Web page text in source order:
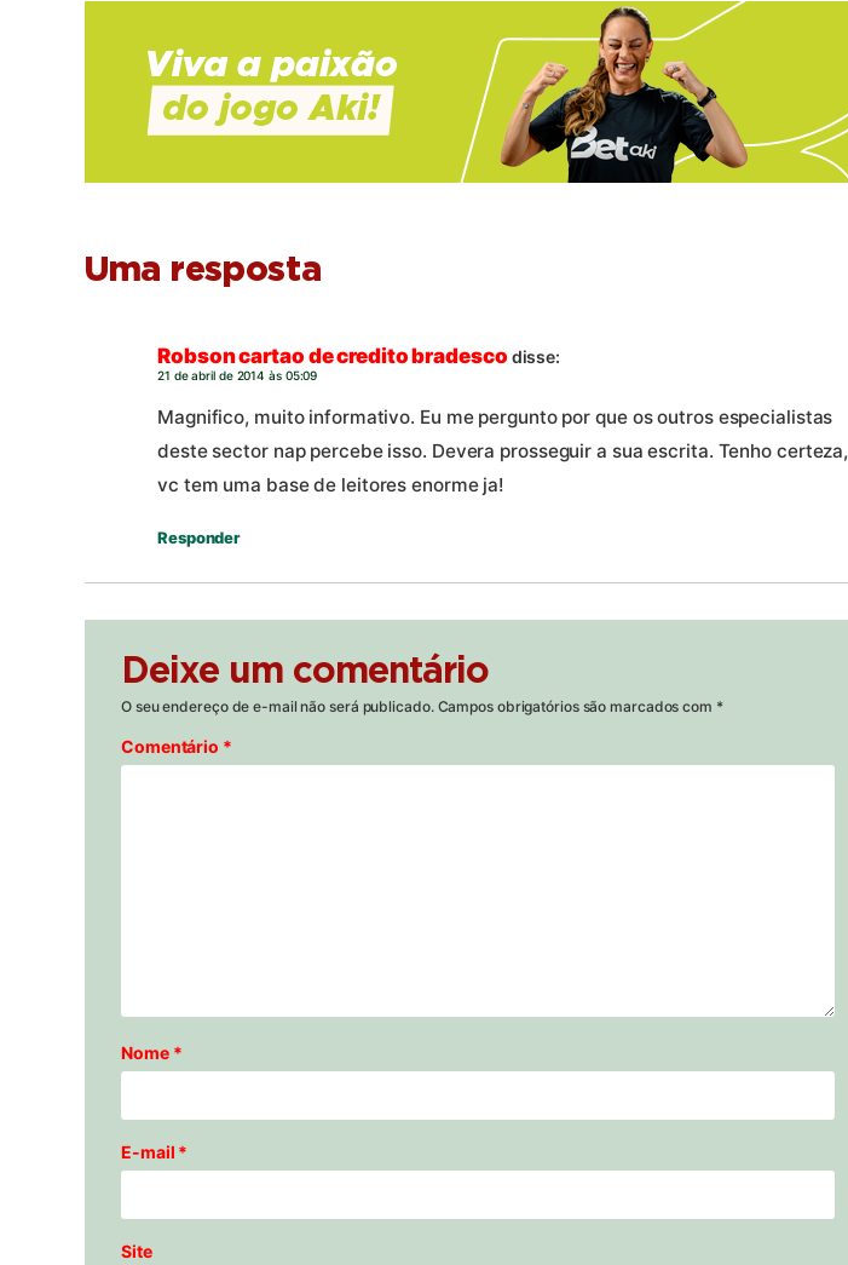
Uma resposta
Robson cartao de credito bradesco disse:
21 de abril de 2014 às 05:09
Magnifico, muito informativo. Eu me pergunto por que os outros especialistas
deste sector nap percebe isso. Devera prosseguir a sua escrita. Tenho certeza,
vc tem uma base de leitores enorme ja!
Responder
Deixe um comentário
O seu endereço de e-mail não será publicado. Campos obrigatórios são marcados com *
Comentário *
Nome *
E-mail *
Site